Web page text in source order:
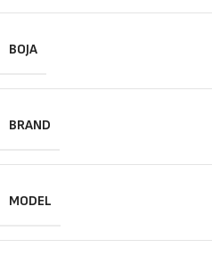
BOJA
BRAND
MODEL